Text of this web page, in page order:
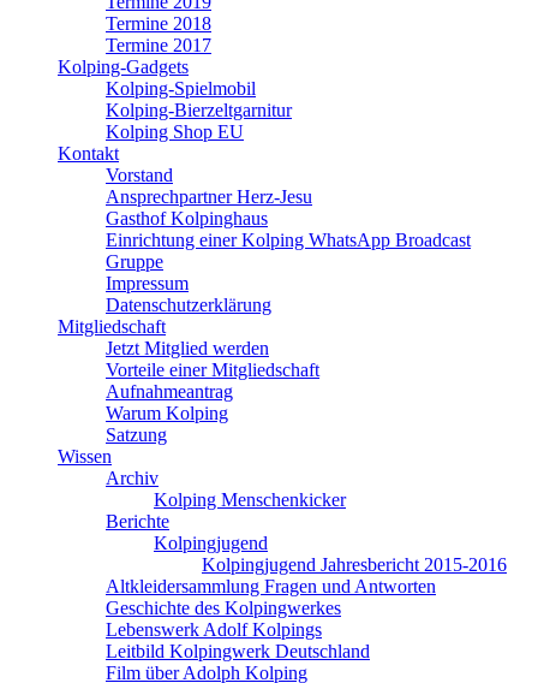
Termine 2018
Termine 2017
Kolping-Gadgets
Kolping-Spielmobil
Kolping-Bierzeltgarnitur
Kolping Shop EU
Kontakt
Vorstand
Ansprechpartner Herz-Jesu
Gasthof Kolpinghaus
Einrichtung einer Kolping WhatsApp Broadcast
Gruppe
Impressum
Datenschutzerklärung
Mitgliedschaft
Jetzt Mitglied werden
Vorteile einer Mitgliedschaft
Aufnahmeantrag
Warum Kolping
Satzung
Wissen
Archiv
Kolping Menschenkicker
Berichte
Kolpingjugend
Kolpingjugend Jahresbericht 2015-2016
Altkleidersammlung Fragen und Antworten
Geschichte des Kolpingwerkes
Lebenswerk Adolf Kolpings
Leitbild Kolpingwerk Deutschland
Film über Adolph Kolping